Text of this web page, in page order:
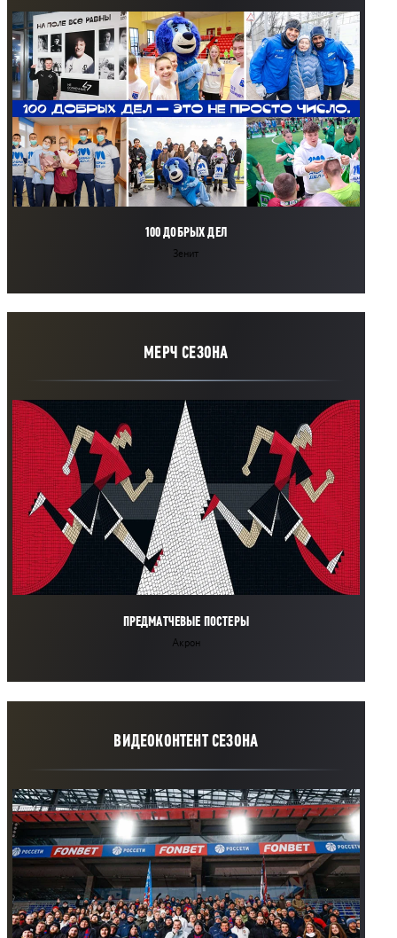
100 ДОБРЫХ ДЕЛ
Зенит
МЕРЧ СЕЗОНА
ПРЕДМАТЧЕВЫЕ ПОСТЕРЫ
Акрон
ВИДЕОКОНТЕНТ СЕЗОНА